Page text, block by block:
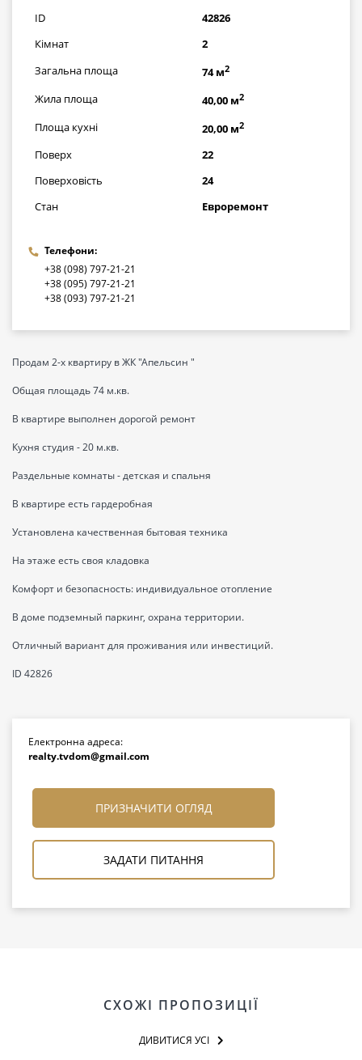
ID
42826
Кімнат
2
Загальна площа
74 м2
Жила площа 40,00 м2
Площа кухні 20,00 м2
Поверх
22
Поверховість
24
Стан
Евроремонт
Телефони:
+38 (098) 797-21-21
+38 (095) 797-21-21
+38 (093) 797-21-21
Продам 2-х квартиру в ЖК "Апельсин "
Общая площадь 74 м.кв.
В квартире выполнен дорогой ремонт
Кухня студия - 20 м.кв.
Раздельные комнаты - детская и спальня
В квартире есть гардеробная
Установлена качественная бытовая техника
На этаже есть своя кладовка
Комфорт и безопасность: индивидуальное отопление
В доме подземный паркинг, охрана территории.
Отличный вариант для проживания или инвестиций.
ID 42826
Електронна адреса:
realty.tvdom@gmail.com
ПРИЗНАЧИТИ ОГЛЯД
ЗАДАТИ ПИТАННЯ
СХОЖІ ПРОПОЗИЦІЇ
ДИВИТИСЯ УСІ